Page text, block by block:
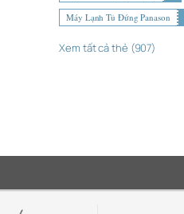
Máy Lạnh Tủ Đứng Panason
Xem tất cả thẻ (907)